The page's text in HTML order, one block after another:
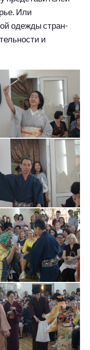
Или
одежды стран-
и